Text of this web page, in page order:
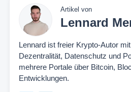
Artikel von
Lennard
Lennard ist freier Krypto-Autor
Dezentralität, Datenschutz und
mehrere Portale über Bitcoin,
Entwicklungen.